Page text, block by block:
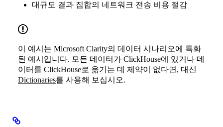
대규모 결과 집합의 네트워크 전송 비용 절감
이 예시는 Microsoft Clarity의 데이터 시나리오에 특화
된 예시입니다. 모든 데이터가 ClickHouse에 있거나 데
이터를 ClickHouse로 옮기는 데 제약이 없다면, 대신
Dictionaries를 사용해 보십시오.